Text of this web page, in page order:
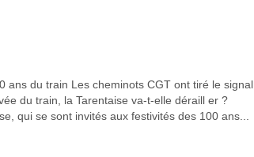
ans du train Les cheminots CGT ont tiré le signal
du train, la Tarentaise va-t-elle déraill er ?
qui se sont invités aux festivités des 100 ans...